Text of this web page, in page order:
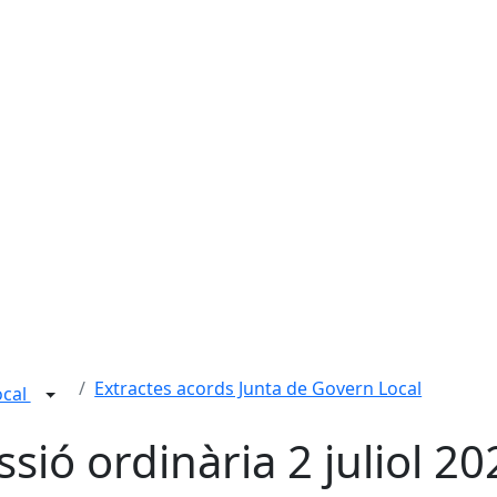
Extractes acords Junta de Govern Local
ordinària 2 juliol